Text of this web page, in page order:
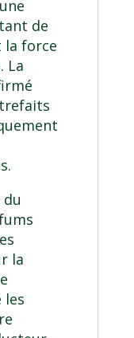
de
force
La
la
les